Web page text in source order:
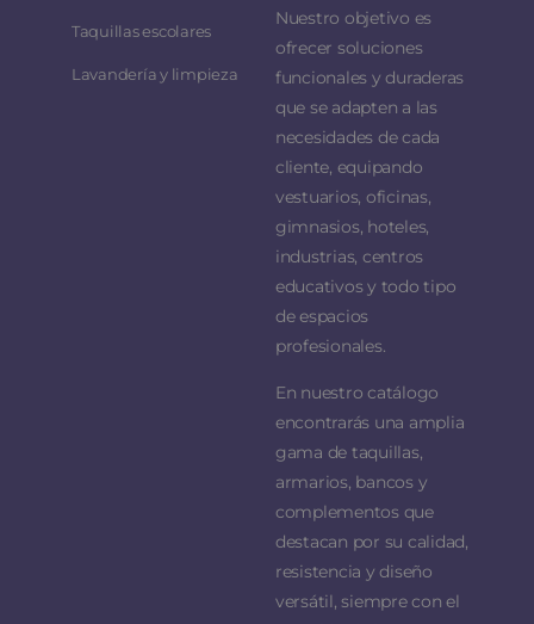
Taquillas escolares
Lavandería y limpieza
Nuestro objetivo es
ofrecer soluciones
funcionales y duraderas
que se adapten a las
necesidades de cada
cliente, equipando
vestuarios, oficinas,
gimnasios, hoteles,
industrias, centros
educativos y todo tipo
de espacios
profesionales.
En nuestro catálogo
encontrarás una amplia
gama de taquillas,
armarios, bancos y
complementos que
destacan por su calidad,
resistencia y diseño
versátil, siempre con el